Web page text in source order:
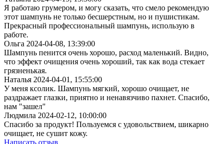
Я работаю грумером, и могу сказать, что смело рекомендую
этот шампунь не только бесшерстным, но и пушистикам.
Прекрасный профессиональный шампунь, использую в
работе.
Ольга 2024-04-08, 13:39:00
Шампунь пенится очень хорошо, расход маленький. Видно,
что эффект очищения очень хороший, так как вода стекает
грязненькая.
Наталья 2024-04-01, 15:55:00
У меня ксолик. Шампунь мягкий, хорошо очищает, не
раздражает глазки, приятно и ненавязчиво пахнет. Спасибо,
нам "зашел"
Людмила 2024-02-12, 10:00:00
Спасибо за продукт! Пользуемся с удовольствием, шикарно
очищает, не сушит кожу.